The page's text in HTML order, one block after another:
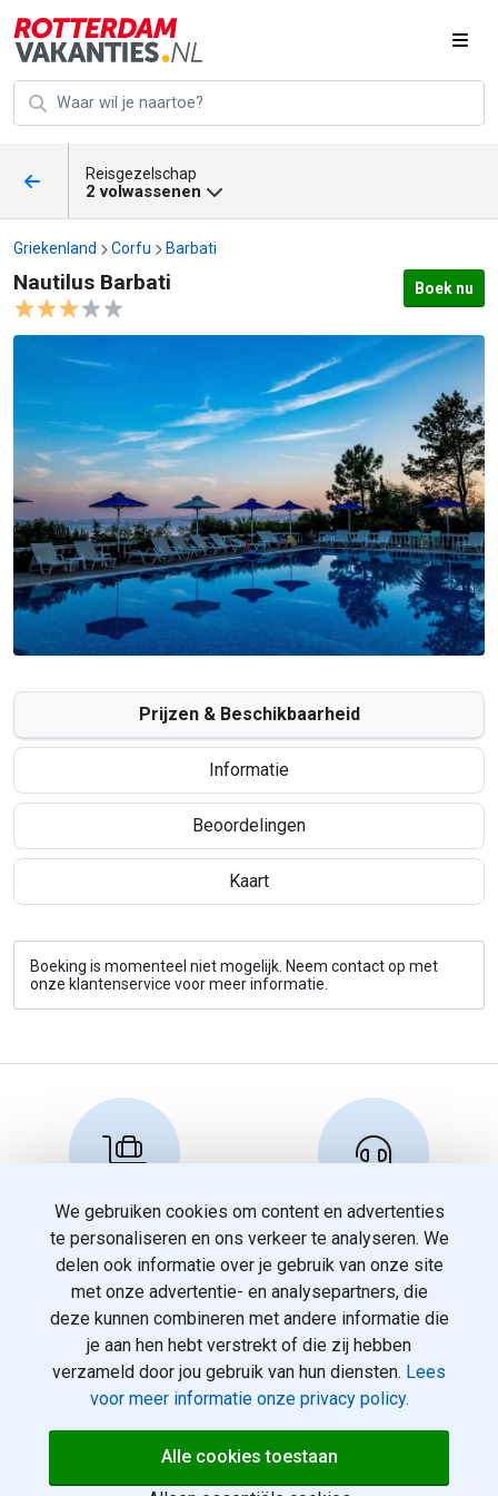
Reisgezelschap
2 volwassenen
Griekenland Corfu Barbati
Nautilus Barbati Boek nu
Prijzen & Beschikbaarheid
Informatie
Beoordelingen
Kaart
Boeking is momenteel niet mogelijk. Neem contact op met
onze klantenservice voor meer informatie.
Reserveren en info
info@travelnoord.nl
Klantenservice
088 - 058 05 00
© 2026
Over ons
We gebruiken cookies om content en advertenties
te personaliseren en ons verkeer te analyseren. We
delen ook informatie over je gebruik van onze site
met onze advertentie- en analysepartners, die
deze kunnen combineren met andere informatie die
je aan hen hebt verstrekt of die zij hebben
verzameld door jou gebruik van hun diensten. Lees
voor meer informatie onze privacy policy.
Alle cookies toestaan